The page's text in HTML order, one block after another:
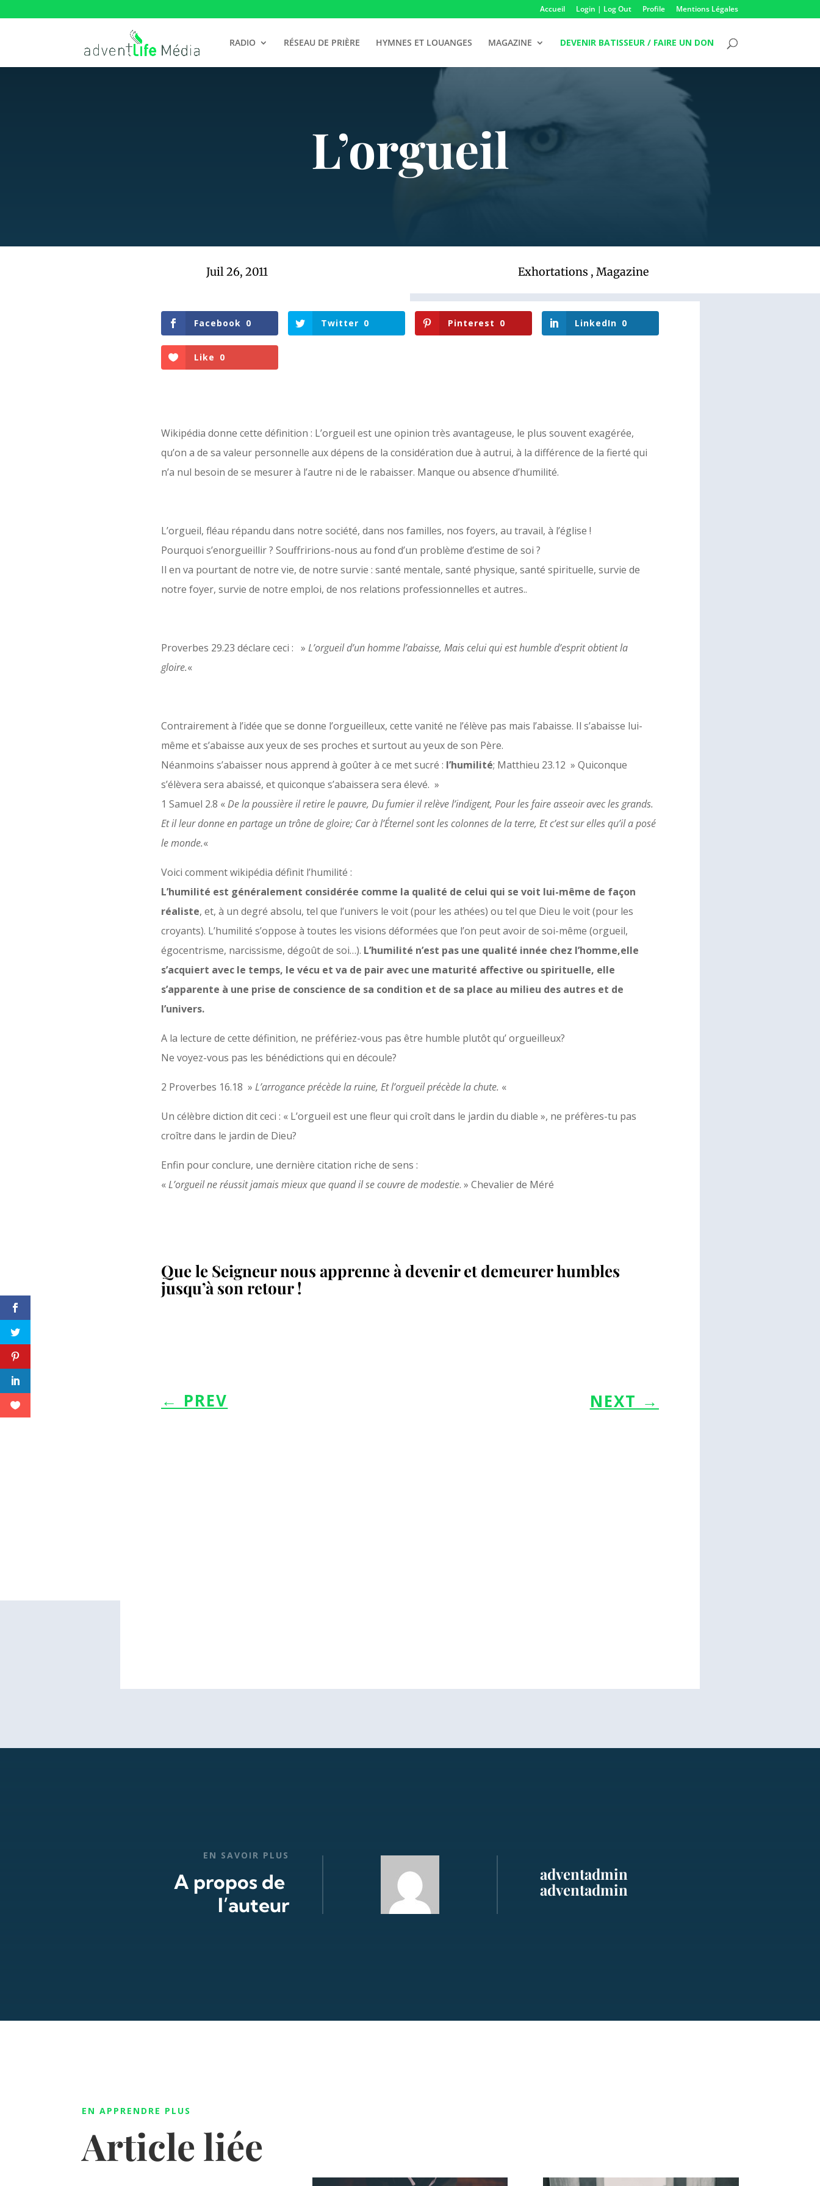
Accueil Login | Log Out Profile Mentions Légales
RADIO RÉSEAU DE PRIÈRE HYMNES ET LOUANGES MAGAZINE DEVENIR BATISSEUR / FAIRE UN DON
L’orgueil
Juil 26, 2011 Exhortations , Magazine
Facebook 0 Twitter 0 Pinterest 0 LinkedIn 0
Like 0
Wikipédia donne cette définition : L’orgueil est une opinion très avantageuse, le plus souvent exagérée,
qu’on a de sa valeur personnelle aux dépens de la considération due à autrui, à la différence de la fierté qui
n’a nul besoin de se mesurer à l’autre ni de le rabaisser. Manque ou absence d’humilité.
L’orgueil, fléau répandu dans notre société, dans nos familles, nos foyers, au travail, à l’église !
Pourquoi s’enorgueillir ? Souffririons-nous au fond d’un problème d’estime de soi ?
Il en va pourtant de notre vie, de notre survie : santé mentale, santé physique, santé spirituelle, survie de
notre foyer, survie de notre emploi, de nos relations professionnelles et autres..
Proverbes 29.23 déclare ceci : »L’orgueil d’un homme l’abaisse, Mais celui qui est humble d’esprit obtient la
gloire.«
Contrairement à l’idée que se donne l’orgueilleux, cette vanité ne l’élève pas mais l’abaisse. Il s’abaisse lui-
même et s’abaisse aux yeux de ses proches et surtout au yeux de son Père.
Néanmoins s’abaisser nous apprend à goûter à ce met sucré : l’humilité; Matthieu 23.12 » Quiconque
s’élèvera sera abaissé, et quiconque s’abaissera sera élevé. »
1 Samuel 2.8 «De la poussière il retire le pauvre, Du fumier il relève l’indigent, Pour les faire asseoir avec les grands.
Et il leur donne en partage un trône de gloire; Car à l’Éternel sont les colonnes de la terre, Et c’est sur elles qu’il a posé
le monde.«
Voici comment wikipédia définit l’humilité :
L’humilité est généralement considérée comme la qualité de celui qui se voit lui-même de façon
réaliste, et, à un degré absolu, tel que l’univers le voit (pour les athées) ou tel que Dieu le voit (pour les
croyants). L’humilité s’oppose à toutes les visions déformées que l’on peut avoir de soi-même (orgueil,
égocentrisme, narcissisme, dégoût de soi…). L’humilité n’est pas une qualité innée chez l’homme,elle
s’acquiert avec le temps, le vécu et va de pair avec une maturité affective ou spirituelle, elle
s’apparente à une prise de conscience de sa condition et de sa place au milieu des autres et de
l’univers.
A la lecture de cette définition, ne préfériez-vous pas être humble plutôt qu’ orgueilleux?
Ne voyez-vous pas les bénédictions qui en découle?
2 Proverbes 16.18 »L’arrogance précède la ruine, Et l’orgueil précède la chute. «
Un célèbre diction dit ceci : « L’orgueil est une fleur qui croît dans le jardin du diable », ne préfères-tu pas
croître dans le jardin de Dieu?
Enfin pour conclure, une dernière citation riche de sens :
«L’orgueil ne réussit jamais mieux que quand il se couvre de modestie. » Chevalier de Méré
Que le Seigneur nous apprenne à devenir et demeurer humbles
jusqu’à son retour !
← PREV NEXT →
EN SAVOIR PLUS
A propos de
l’auteur
adventadmin
adventadmin
EN APPRENDRE PLUS
Article liée